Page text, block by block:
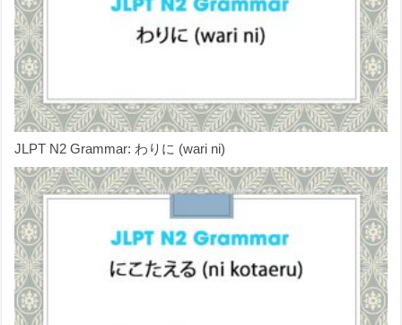
JLPT N2 Grammar: わりに (wari ni)